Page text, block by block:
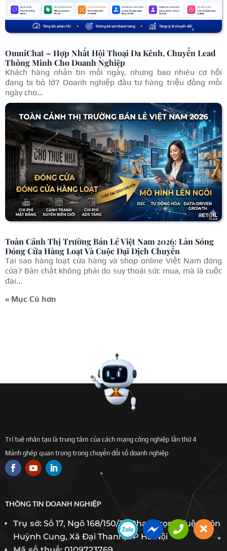
OmniChat – Hợp Nhất Hội Thoại Đa Kênh, Chuyển Lead
Thông Minh Cho Doanh Nghiệp
Khách hàng nhắn tin mỗi ngày, nhưng bao nhiêu cơ hội
đang bị bỏ lỡ? Doanh nghiệp đầu tư hàng triệu đồng mỗi
ngày cho...
Toàn Cảnh Thị Trường Bán Lẻ Việt Nam 2026: Làn Sóng
Đóng Cửa Hàng Loạt Và Cuộc Đại Dịch Chuyển
Tại sao hàng loạt cửa hàng và shop online Việt Nam đóng
cửa? Bản chất không phải do suy thoái sức mua, mà là cuộc
đại...
« Mục Cũ hơn
Trí tuệ nhân tạo là trung tâm của cách mạng công nghiệp lần thứ 4
Mảnh ghép quan trọng trong chuyển đổi số doanh nghiệp
THÔNG TIN DOANH NGHIỆP
Trụ sở: Số 17, Ngõ 168/150/23 Phan Trọng Tuệ, Thôn
Huỳnh Cung, Xã Đại Thanh, TP Hà Nội